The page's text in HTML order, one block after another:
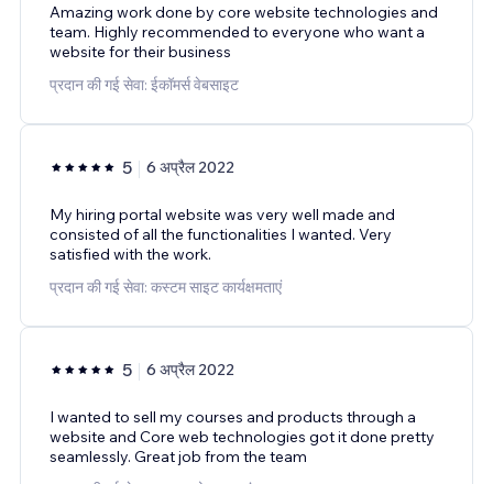
Amazing work done by core website technologies and
team. Highly recommended to everyone who want a
website for their business
प्रदान की गई सेवा: ईकॉमर्स वेबसाइट
5 6 अप्रैल 2022
My hiring portal website was very well made and
consisted of all the functionalities I wanted. Very
satisfied with the work.
प्रदान की गई सेवा: कस्टम साइट कार्यक्षमताएं
5 6 अप्रैल 2022
I wanted to sell my courses and products through a
website and Core web technologies got it done pretty
seamlessly. Great job from the team